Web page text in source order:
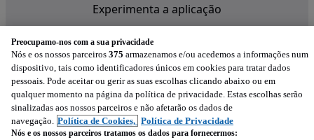
Experimenta a aplicação
Preocupamo-nos com a sua privacidade
Nós e os nossos parceiros 375 armazenamos e/ou acedemos a informações num
dispositivo, tais como identificadores únicos em cookies para tratar dados
pessoais. Pode aceitar ou gerir as suas escolhas clicando abaixo ou em
qualquer momento na página da política de privacidade. Estas escolhas serão
sinalizadas aos nossos parceiros e não afetarão os dados de
navegação. Política de Cookies, Política de Privacidade
Nós e os nossos parceiros tratamos os dados para fornecermos: